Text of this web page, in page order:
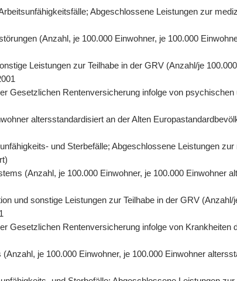
Abgeschlossene Leistungen zur
(Anzahl, je 100.000 Einwohner, je 100.000
Leistungen zur Teilhabe in der GRV (Anzahl/je
Gesetzlichen Rentenversicherung infolge von
altersstandardisiert an der Alten
und Sterbefälle; Abgeschlossene Leistungen
(Anzahl, je 100.000 Einwohner, je 100.000 Einwohner
und sonstige Leistungen zur Teilhabe in der GRV
Gesetzlichen Rentenversicherung infolge von
je 100.000 Einwohner, je 100.000 Einwohner